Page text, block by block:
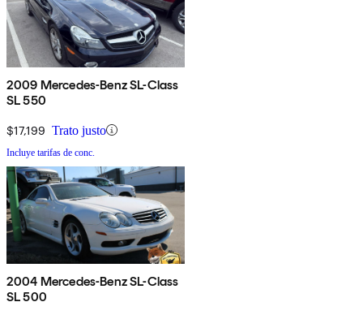
2009 Mercedes-Benz SL-Class
SL 550
$17,199 Trato justo
Incluye tarifas de conc.
2004 Mercedes-Benz SL-Class
SL 500